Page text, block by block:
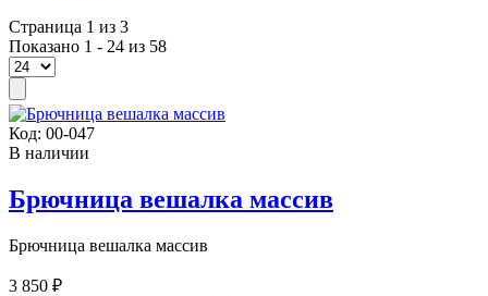
Страница 1 из 3
Показано 1 - 24 из 58
Код: 00-047
В наличии
Брючница вешалка массив
Брючница вешалка массив
3 850 ₽